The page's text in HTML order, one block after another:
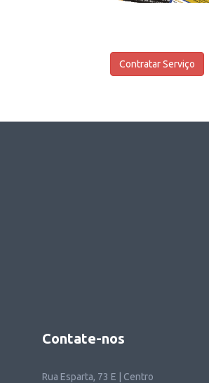
Contratar Serviço
Contate-nos
Rua Esparta, 73 E | Centro